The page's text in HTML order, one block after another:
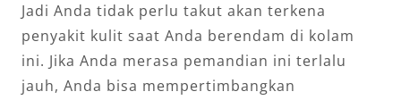
Jadi Anda tidak perlu takut akan terkena
penyakit kulit saat Anda berendam di kolam
ini. Jika Anda merasa pemandian ini terlalu
jauh, Anda bisa mempertimbangkan